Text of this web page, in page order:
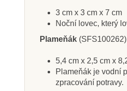
400 Kč444 Kč
3 cm x 3 cm x 7 cm
Noční lovec, který
Plameňák
5,4 cm x 2,5 cm x
Plameňák je vodní
zpracování potravy.